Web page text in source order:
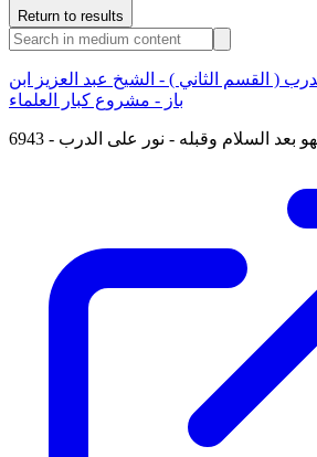
Return to results
( القسم الثاني ) - الشيخ عبد العزيز ابن
باز - مشروع كبار العلماء
بعد السلام وقبله - نور على الدرب